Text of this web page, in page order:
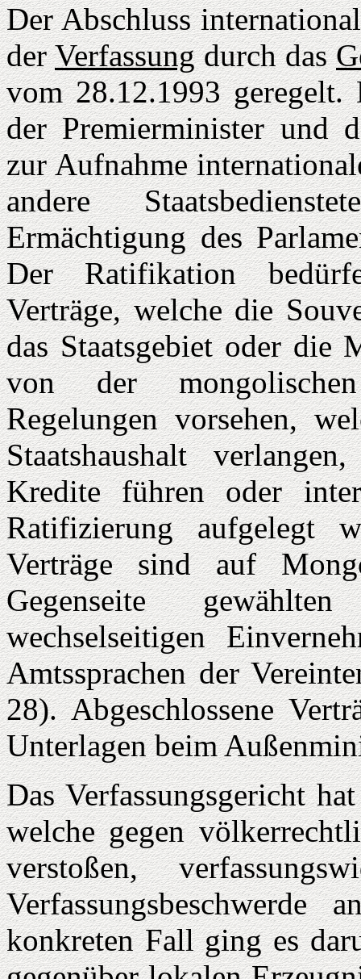
Der Abschluss
derVerfassungdurch das
vom 28.12.1993 geregelt.
der Premierminister und
zur Aufnahme
andere
Ermächtigung des
Der Ratifikation
Verträge, welche die
das Staatsgebiet oder die
von der mongolischen
Regelungen vorsehen,
Staatshaushalt
Kredite führen oder
Ratifizierung aufgelegt
Verträge sind auf
Gegenseite
wechselseitigen
Amtssprachen der
28). Abgeschlossene
Unterlagen beim
Das Verfassungsgericht
welche gegen
verstoßen,
konkreten Fall ging es